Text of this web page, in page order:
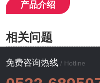
产品介绍
相关问题
免费咨询热线 / Hotline